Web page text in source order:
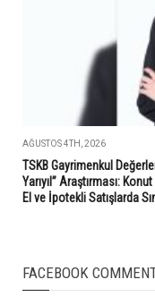
AĞUSTOS 4TH, 2026
TSKB Gayrimenkul
Yarıyıl” Araştırması:
El ve İpotekli Satışlarda
FACEBOOK